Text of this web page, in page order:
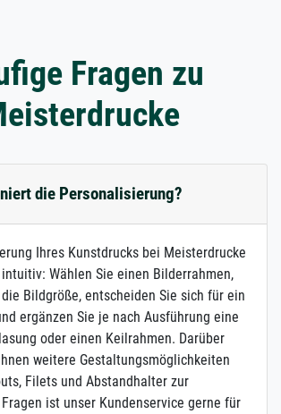
Fragen zu
die Personalisierung?
Ihres Kunstdrucks bei Meisterdrucke
Wählen Sie einen Bilderrahmen,
Bildgröße, entscheiden Sie sich für ein
ergänzen Sie je nach Ausführung eine
oder einen Keilrahmen. Darüber
weitere Gestaltungsmöglichkeiten
Filets und Abstandhalter zur
ist unser Kundenservice gerne für